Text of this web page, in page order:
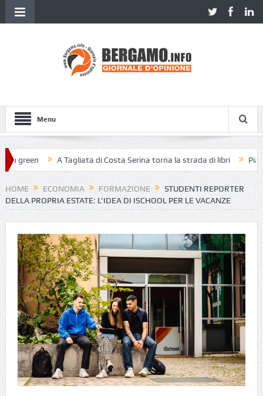
Menu
A Tagliata di Costa Serina torna la strada di libri Piazza
HOME ECONOMIA FORMAZIONE
STUDENTI REPORTER
DELLA PROPRIA ESTATE: L’IDEA DI ISCHOOL PER LE VACANZE